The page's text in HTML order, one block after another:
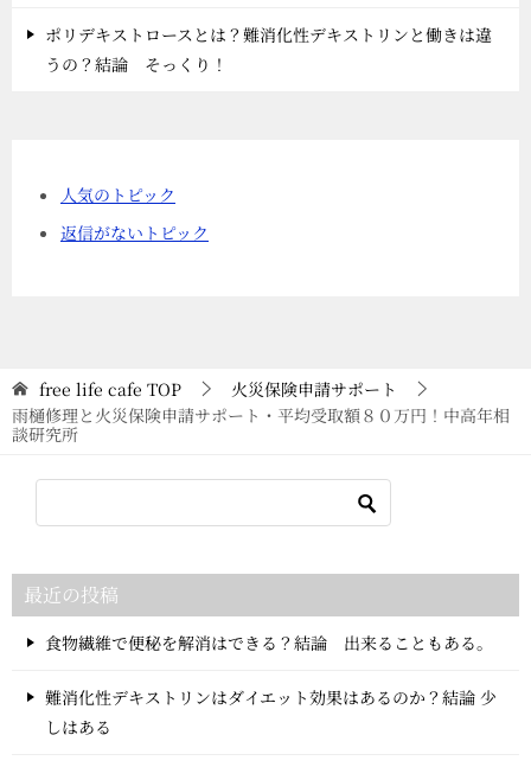
ポリデキストロースとは？難消化性デキストリンと働きは違
うの？結論 そっくり！
人気のトピック
返信がないトピック
free life cafe TOP
火災保険申請サポート
雨樋修理と火災保険申請サポート・平均受取額８０万円！中高年相
談研究所
最近の投稿
食物繊維で便秘を解消はできる？結論 出来ることもある。
難消化性デキストリンはダイエット効果はあるのか？結論 少
しはある